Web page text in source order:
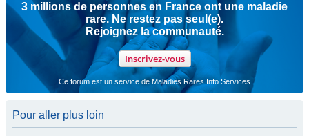
3 millions de personnes en France ont une maladie
rare. Ne restez pas seul(e).
Rejoignez la communauté.
Inscrivez-vous
Ce forum est un service de Maladies Rares Info Services
Pour aller plus loin